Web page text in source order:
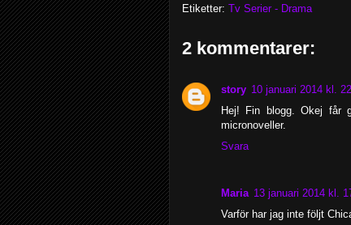
Etiketter: Tv Serier - Drama
2 kommentarer:
story 10 januari 2014 kl.
Hej! Fin blogg. Okej får
micronoveller.
Svara
Maria 13 januari 2014 kl.
Varför har jag inte följt